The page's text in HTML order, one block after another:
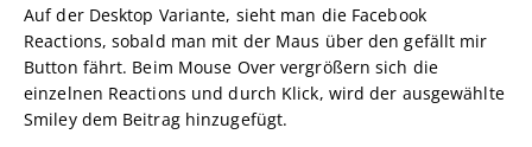
Auf der Desktop Variante, sieht man die Facebook
Reactions, sobald man mit der Maus über den gefällt mir
Button fährt. Beim Mouse Over vergrößern sich die
einzelnen Reactions und durch Klick, wird der ausgewählte
Smiley dem Beitrag hinzugefügt.